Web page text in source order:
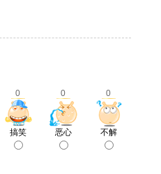
0 0 0
搞笑 恶心 不解